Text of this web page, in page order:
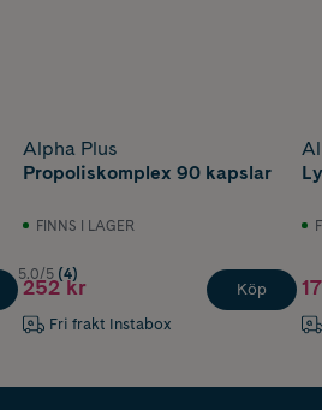
Alpha Plus
Propoliskomplex 90 kapslar
FINNS I LAGER
5.0/5 (4)
252 kr
Fri frakt Instabox
Köp